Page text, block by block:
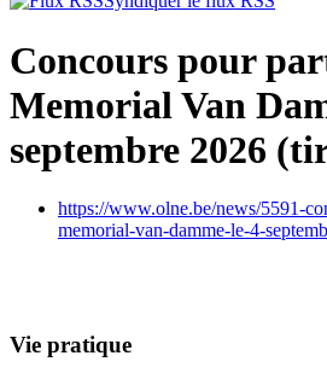
Concours pour
Memorial Van
septembre 2026
https://www.olne.be/news/5591-
memorial-van-damme-le-4-
Vie pratique